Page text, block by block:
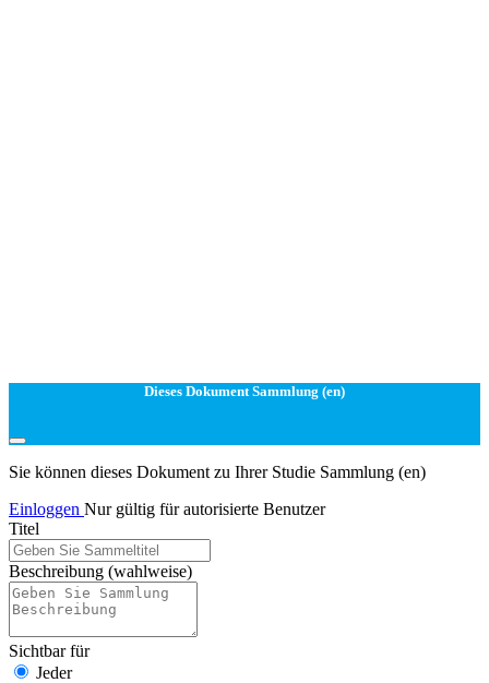
Dieses Dokument Sammlung (en)
Sie können dieses Dokument zu Ihrer Studie Sammlung (en)
Einloggen Nur gültig für autorisierte Benutzer
Titel
Beschreibung (wahlweise)
Sichtbar für
Jeder